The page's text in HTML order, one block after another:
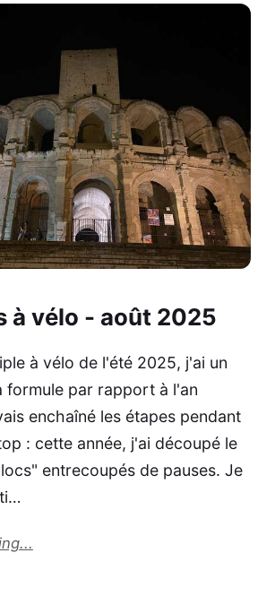
à vélo - août 2025
à vélo de l'été 2025, j'ai un
formule par rapport à l'an
enchaîné les étapes pendant
: cette année, j'ai découpé le
entrecoupés de pauses. Je